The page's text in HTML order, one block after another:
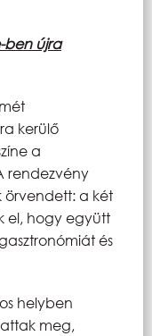
ben újra
kerülő
a
rendezvény
örvendett: a két
el, hogy együtt
és
helyben
meg,